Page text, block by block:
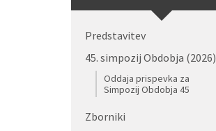
Predstavitev
45. simpozij Obdobja (2026)
Oddaja prispevka za
Simpozij Obdobja 45
Zborniki